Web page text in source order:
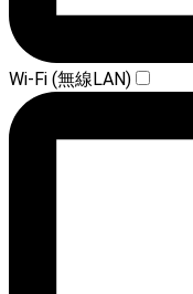
Wi-Fi (無線LAN)